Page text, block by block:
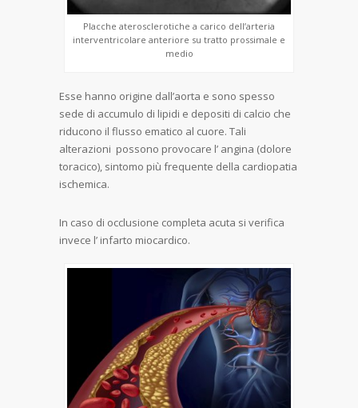
Placche aterosclerotiche a carico dell’arteria
interventricolare anteriore su tratto prossimale e
medio
Esse hanno origine dall’aorta e sono spesso
sede di accumulo di lipidi e depositi di calcio che
riducono il flusso ematico al cuore. Tali
alterazioni possono provocare l’ angina (dolore
toracico), sintomo più frequente della cardiopatia
ischemica.
In caso di occlusione completa acuta si verifica
invece l’ infarto miocardico.